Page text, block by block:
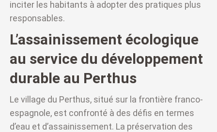
inciter les habitants à adopter des pratiques plus
responsables.
L’assainissement écologique
au service du développement
durable au Perthus
Le village du Perthus, situé sur la frontière franco-
espagnole, est confronté à des défis en termes
d’eau et d’assainissement. La préservation des